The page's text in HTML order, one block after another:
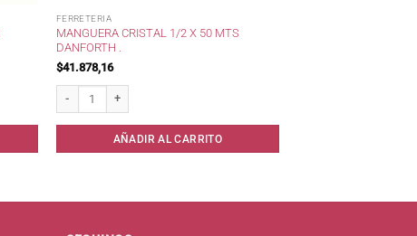
FERRETERIA
MANGUERA CRISTAL 1/2 X 50 MTS
DANFORTH .
$41.878,16
AÑADIR AL CARRITO